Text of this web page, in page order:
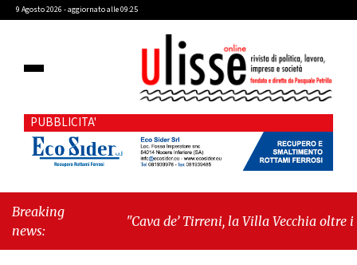
9 Agosto 2026 - aggiornato alle 09:25
PUBBLICITA'
Breaking
news:
"Cava de’ Tirreni, la Villa Vecchia oltre i